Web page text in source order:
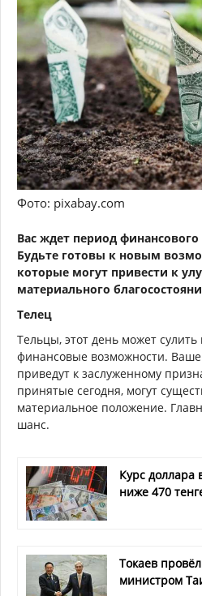
Фото: pixabay.com
Вас ждет период
Будьте готовы к новым
которые могут привести к
материального
Телец
Тельцы, этот день может
финансовые возможности.
приведут к заслуженному
принятые сегодня, могут
материальное положение.
шанс.
Курс доллара
ниже 470
Токаев
министром